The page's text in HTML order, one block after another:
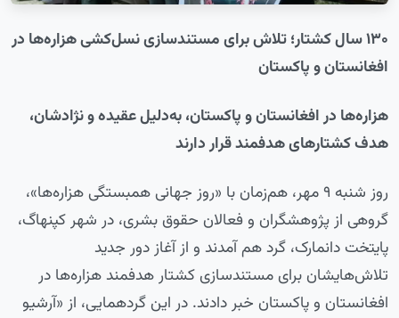
۱۳۰ سال کشتار؛ تلاش برای مستندسازی نسل‌کشی هزاره‌ها در
افغانستان و پاکستان
هزاره‌ها در افغانستان و پاکستان، به‌دلیل عقیده و نژادشان،
هدف کشتارهای هدفمند قرار دارند
روز شنبه ۹ مهر، هم‌زمان با «روز جهانی همبستگی هزاره‌ها»،
گروهی از پژوهشگران و فعالان حقوق بشری، در شهر کپنهاگ،
پایتخت دانمارک، گرد هم آمدند و از آغاز دور جدید
تلاش‌هایشان برای مستندسازی کشتار هدفمند هزاره‌ها در
افغانستان و پاکستان خبر دادند. در این گردهمایی، از «آرشیو